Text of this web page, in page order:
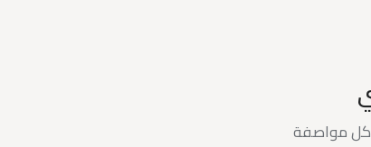
مواصفة